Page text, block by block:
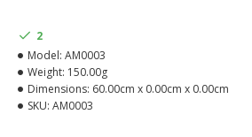
2
Model: AM0003
Weight: 150.00g
Dimensions: 60.00cm x 0.00cm x 0.00cm
SKU: AM0003